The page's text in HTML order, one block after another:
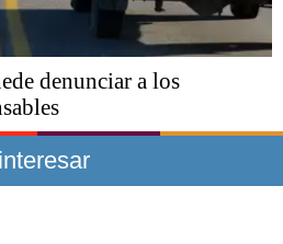
denunciar a los